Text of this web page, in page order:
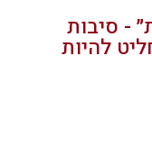
- סיבות
להיות